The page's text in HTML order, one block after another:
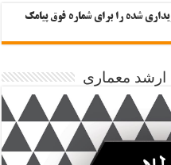
شده را برای شماره فوق پیامک
ارشد معماری